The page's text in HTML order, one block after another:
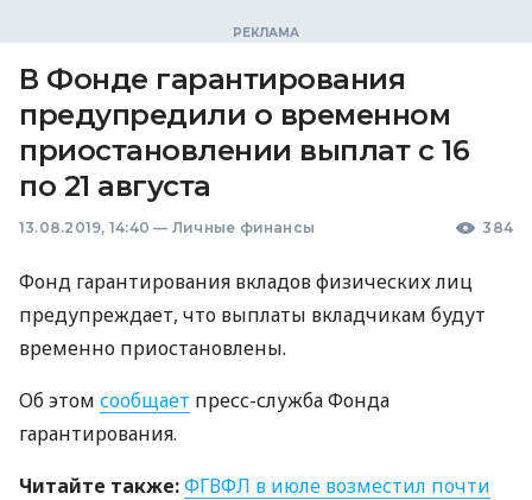
В Фонде гарантирования
предупредили о временном
приостановлении выплат с 16
по 21 августа
13.08.2019, 14:40 — Личные финансы 384
Фонд гарантирования вкладов физических лиц
предупреждает, что выплаты вкладчикам будут
временно приостановлены.
Об этом сообщает пресс-служба Фонда
гарантирования.
Читайте также:ФГВФЛ в июле возместил почти